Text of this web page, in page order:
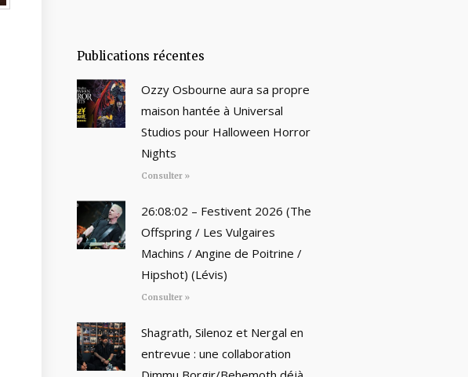
Publications récentes
Ozzy Osbourne aura sa propre
maison hantée à Universal
Studios pour Halloween Horror
Nights
Consulter »
26:08:02 – Festivent 2026 (The
Offspring / Les Vulgaires
Machins / Angine de Poitrine /
Hipshot) (Lévis)
Consulter »
Shagrath, Silenoz et Nergal en
entrevue : une collaboration